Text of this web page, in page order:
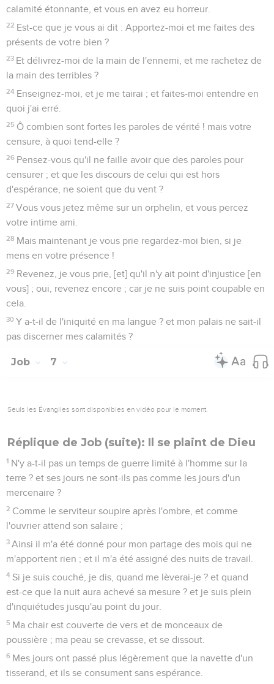
calamité étonnante, et vous en avez eu horreur.
22 Est-ce que je vous ai dit : Apportez-moi et me faites des
présents de votre bien ?
23 Et délivrez-moi de la main de l'ennemi, et me rachetez de
la main des terribles ?
24 Enseignez-moi, et je me tairai ; et faites-moi entendre en
quoi j'ai erré.
25 Ô combien sont fortes les paroles de vérité ! mais votre
censure, à quoi tend-elle ?
26 Pensez-vous qu'il ne faille avoir que des paroles pour
censurer ; et que les discours de celui qui est hors
d'espérance, ne soient que du vent ?
27 Vous vous jetez même sur un orphelin, et vous percez
votre intime ami.
28 Mais maintenant je vous prie regardez-moi bien, si je
mens en votre présence !
29 Revenez, je vous prie, [et] qu'il n'y ait point d'injustice [en
vous] ; oui, revenez encore ; car je ne suis point coupable en
cela.
30 Y a-t-il de l'iniquité en ma langue ? et mon palais ne sait-il
pas discerner mes calamités ?
Job 7
Seuls les Évangiles sont disponibles en vidéo pour le moment.
Réplique de Job (suite): Il se plaint de Dieu
1 N'y a-t-il pas un temps de guerre limité à l'homme sur la
terre ? et ses jours ne sont-ils pas comme les jours d'un
mercenaire ?
2 Comme le serviteur soupire après l'ombre, et comme
l'ouvrier attend son salaire ;
3 Ainsi il m'a été donné pour mon partage des mois qui ne
m'apportent rien ; et il m'a été assigné des nuits de travail.
4 Si je suis couché, je dis, quand me lèverai-je ? et quand
est-ce que la nuit aura achevé sa mesure ? et je suis plein
d'inquiétudes jusqu'au point du jour.
5 Ma chair est couverte de vers et de monceaux de
poussière ; ma peau se crevasse, et se dissout.
6 Mes jours ont passé plus légèrement que la navette d'un
tisserand, et ils se consument sans espérance.